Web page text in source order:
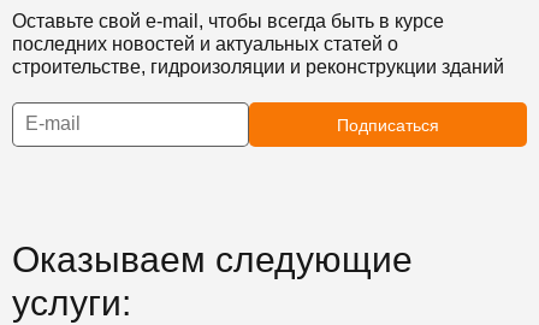
Оставьте свой e-mail, чтобы всегда быть в курсе
последних новостей и актуальных статей о
строительстве, гидроизоляции и реконструкции зданий
Подписаться
Оказываем следующие
услуги: